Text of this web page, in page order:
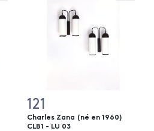
121
Charles Zana (né en 1960)
CLB1 - LU 03